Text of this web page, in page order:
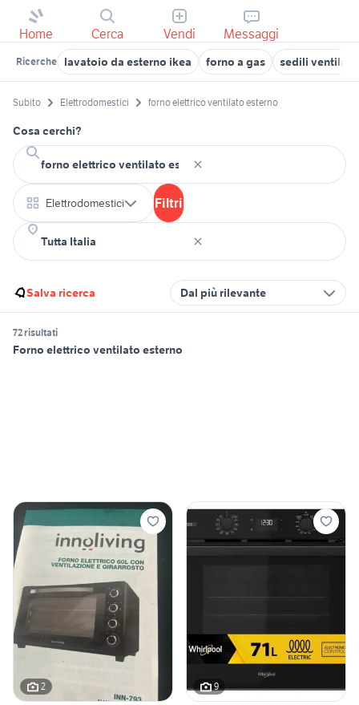
Home Cerca Vendi Messaggi
Ricerche lavatoio da esterno ikea forno a gas sedili ventilati
Subito Elettrodomestici forno elettrico ventilato esterno
Cosa cerchi?
Elettrodomestici Filtri
Salva ricerca Dal più rilevante
72 risultati
Forno elettrico ventilato esterno
2 9